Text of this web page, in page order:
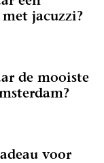
jacuzzi?
de mooiste
voor